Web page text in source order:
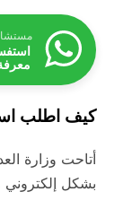
كيف اطلب
أتاحت وزارة
بشكل